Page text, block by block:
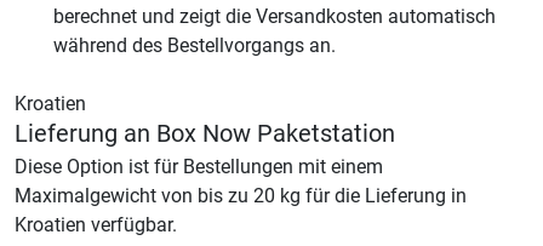
berechnet und zeigt die Versandkosten automatisch
während des Bestellvorgangs an.
Kroatien
Lieferung an Box Now Paketstation
Diese Option ist für Bestellungen mit einem
Maximalgewicht von bis zu 20 kg für die Lieferung in
Kroatien verfügbar.